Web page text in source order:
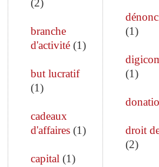
(2)
branche
d'activité(1)
but lucratif
(1)
cadeaux
d'affaires(1)
capital (1)
(1)
(1)
droit
(2)